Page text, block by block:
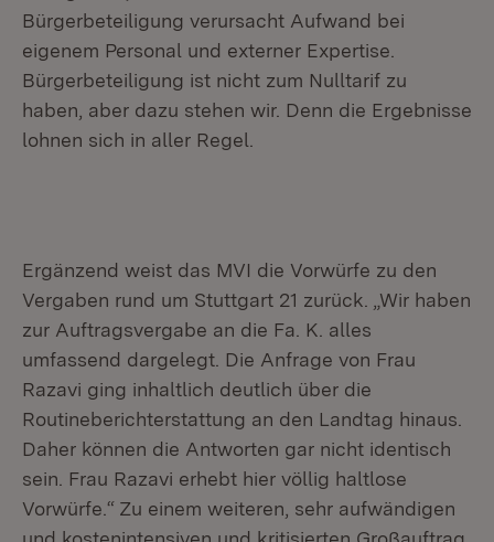
Bürgerbeteiligung verursacht Aufwand bei
eigenem Personal und externer Expertise.
Bürgerbeteiligung ist nicht zum Nulltarif zu
haben, aber dazu stehen wir. Denn die Ergebnisse
lohnen sich in aller Regel.
Ergänzend weist das MVI die Vorwürfe zu den
Vergaben rund um Stuttgart 21 zurück. „Wir haben
zur Auftragsvergabe an die Fa. K. alles
umfassend dargelegt. Die Anfrage von Frau
Razavi ging inhaltlich deutlich über die
Routineberichterstattung an den Landtag hinaus.
Daher können die Antworten gar nicht identisch
sein. Frau Razavi erhebt hier völlig haltlose
Vorwürfe.“ Zu einem weiteren, sehr aufwändigen